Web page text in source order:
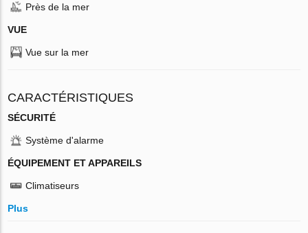
Près de la mer
VUE
Vue sur la mer
CARACTÉRISTIQUES
SÉCURITÉ
Système d'alarme
ÉQUIPEMENT ET APPAREILS
Climatiseurs
Plus